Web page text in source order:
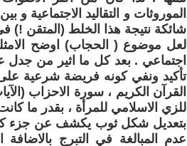
الموروثات و التقاليد الاجتماعية و
شائكة نتيجة هذا الخلط (المتقن !)
لعل موضوع ( الحجاب) اوضح
اجتماعي . بعد كل ما اثير من
تأكيد ونفي كونه فريضة شرعية على
للزي الاسلامي للمرأة ، بقدر ما
بتعديل شكل ثوب يكشف عن جزء
عدم المبالغة في التبرج